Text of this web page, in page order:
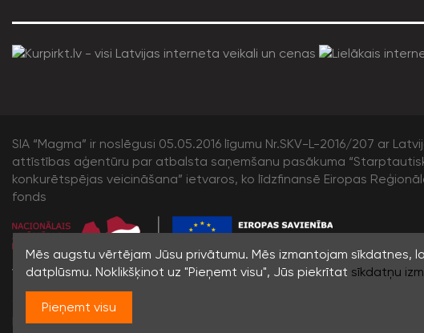
SIA “Magma” ir noslēgusi 05.05.2016 līgumu Nr.SKV-L-2016/207 ar
attīstības aģentūru par atbalsta saņemšanu pasākuma
konkurētspējas veicināšana” ietvaros, ko līdzfinansē Eiropas
fonds
© 1996-2023 SIA MAGMA |
pārpublicēšana bez rakstiskas atļaujas aizliegta.
Mēs augstu vērtējam Jūsu privātumu. Mēs izmantojam
datplūsmu. Noklikšķinot uz "Pieņemt visu", Jūs piekrītat sīkdatņu
Pieņemt visu